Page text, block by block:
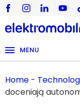
MENU
Home -
doceniają